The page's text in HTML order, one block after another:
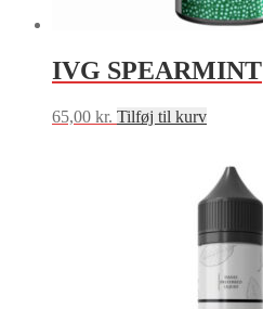
IVG SPEARMINT
65,00 kr. Tilføj til kurv